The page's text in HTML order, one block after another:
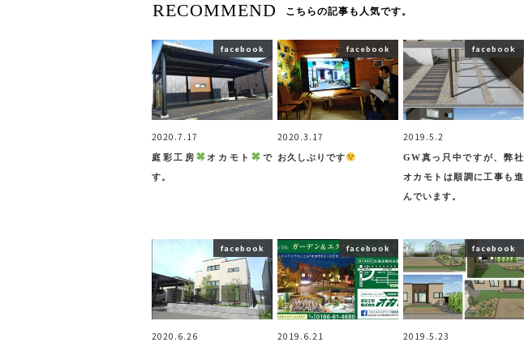
RECOMMEND こちらの記事も人気です。
facebook
2020.7.17
庭彩工房 オカモト
で
す。
facebook
2020.3.17
お久しぶりです
facebook
2019.5.2
GW真っ只中ですが、弊社
オカモトは順調に工事も進
んでいます。
facebook
2020.6.26
facebook
2019.6.21
facebook
2019.5.23